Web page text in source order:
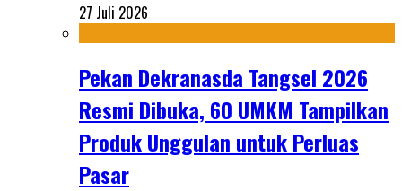
27 Juli 2026
Pekan Dekranasda Tangsel 2026
Resmi Dibuka, 60 UMKM Tampilkan
Produk Unggulan untuk Perluas
Pasar